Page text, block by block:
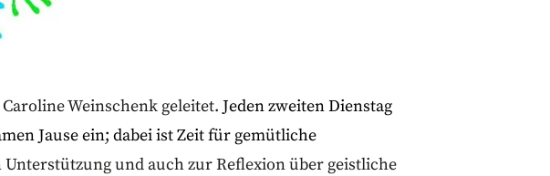
Weinschenk geleitet. Jeden zweiten Dienstag
Jause ein; dabei ist Zeit für gemütliche
und auch zur Reflexion über geistliche